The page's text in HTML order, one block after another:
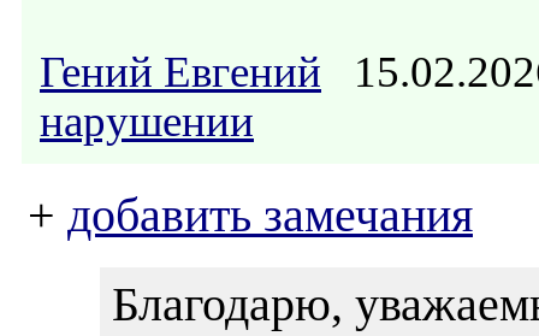
Гений Евгений
нарушении
+ добавить замечания
Благодарю,